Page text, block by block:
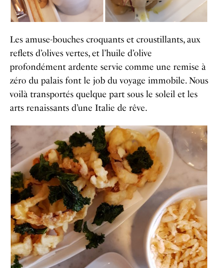
Les amuse-bouches croquants et croustillants, aux
reflets d’olives vertes, et l’huile d’olive
profondément ardente servie comme une remise à
zéro du palais font le job du voyage immobile. Nous
voilà transportés quelque part sous le soleil et les
arts renaissants d’une Italie de rêve.